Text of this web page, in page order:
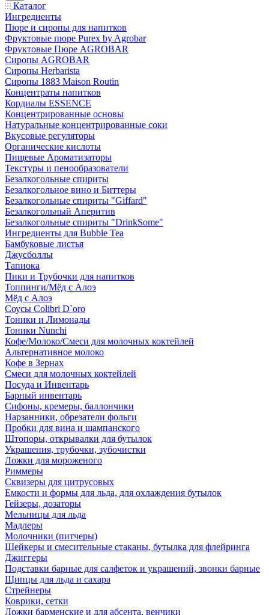
Каталог
Ингредиенты
Пюре и сиропы для напитков
Фруктовые пюре Purex by Agrobar
Фруктовые Пюре AGROBAR
Сиропы AGROBAR
Сиропы Herbarista
Сиропы 1883 Maison Routin
Концентраты напитков
Кордиалы ESSENCE
Концентрированные основы
Натуральные концентрированные соки
Вкусовые регуляторы
Органические кислоты
Пищевые Ароматизаторы
Текстуры и пенообразователи
Безалкогольные спириты
Безалкогольное вино и Биттеры
Безалкогольные спириты "Giffard"
Безалкогольный Аперитив
Безалкогольные спириты "DrinkSome"
Ингредиенты для Bubble Tea
Бамбуковые листья
Джусболлы
Тапиока
Пики и Трубочки для напитков
Топпинги/Мёд с Алоэ
Мёд с Алоэ
Соусы Colibri D`oro
Тоники и Лимонады
Тоники Nunchi
Кофе/Молоко/Смеси для молочных коктейлей
Альтернативное молоко
Кофе в Зернах
Смеси для молочных коктейлей
Посуда и Инвентарь
Барный инвентарь
Сифоны, кремеры, баллончики
Нарзанники, обрезатели фольги
Пробки для вина и шампанского
Штопоры, открывалки для бутылок
Украшения, трубочки, зубочистки
Ложки для мороженого
Риммеры
Сквизеры для цитрусовых
Емкости и формы для льда, для охлаждения бутылок
Гейзеры, дозаторы
Мельницы для льда
Мадлеры
Молочники (питчеры)
Шейкеры и смесительные стаканы, бутылка для флейринга
Джиггеры
Подставки барные для салфеток и украшений, звонки барные
Щипцы для льда и сахара
Стрейнеры
Коврики, сетки
Ложки барменские и для абсента, венчики